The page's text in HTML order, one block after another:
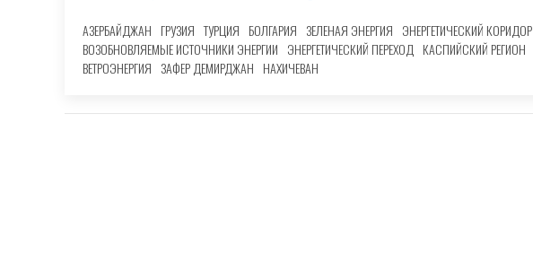
АЗЕРБАЙДЖАН ГРУЗИЯ ТУРЦИЯ БОЛГАРИЯ ЗЕЛЕНАЯ ЭНЕРГИЯ ЭНЕРГЕТИЧЕСКИЙ КОРИДОР
ВОЗОБНОВЛЯЕМЫЕ ИСТОЧНИКИ ЭНЕРГИИ ЭНЕРГЕТИЧЕСКИЙ ПЕРЕХОД КАСПИЙСКИЙ РЕГИОН
ВЕТРОЭНЕРГИЯ ЗАФЕР ДЕМИРДЖАН НАХИЧЕВАН